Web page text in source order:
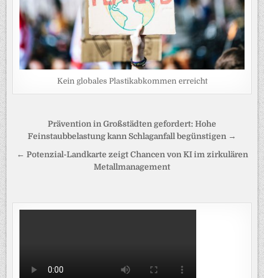
Kein globales Plastikabkommen erreicht
Beitragsnavigation
Prävention in Großstädten gefordert: Hohe
Feinstaubbelastung kann Schlaganfall begünstigen →
← Potenzial-Landkarte zeigt Chancen von KI im zirkulären
Metallmanagement